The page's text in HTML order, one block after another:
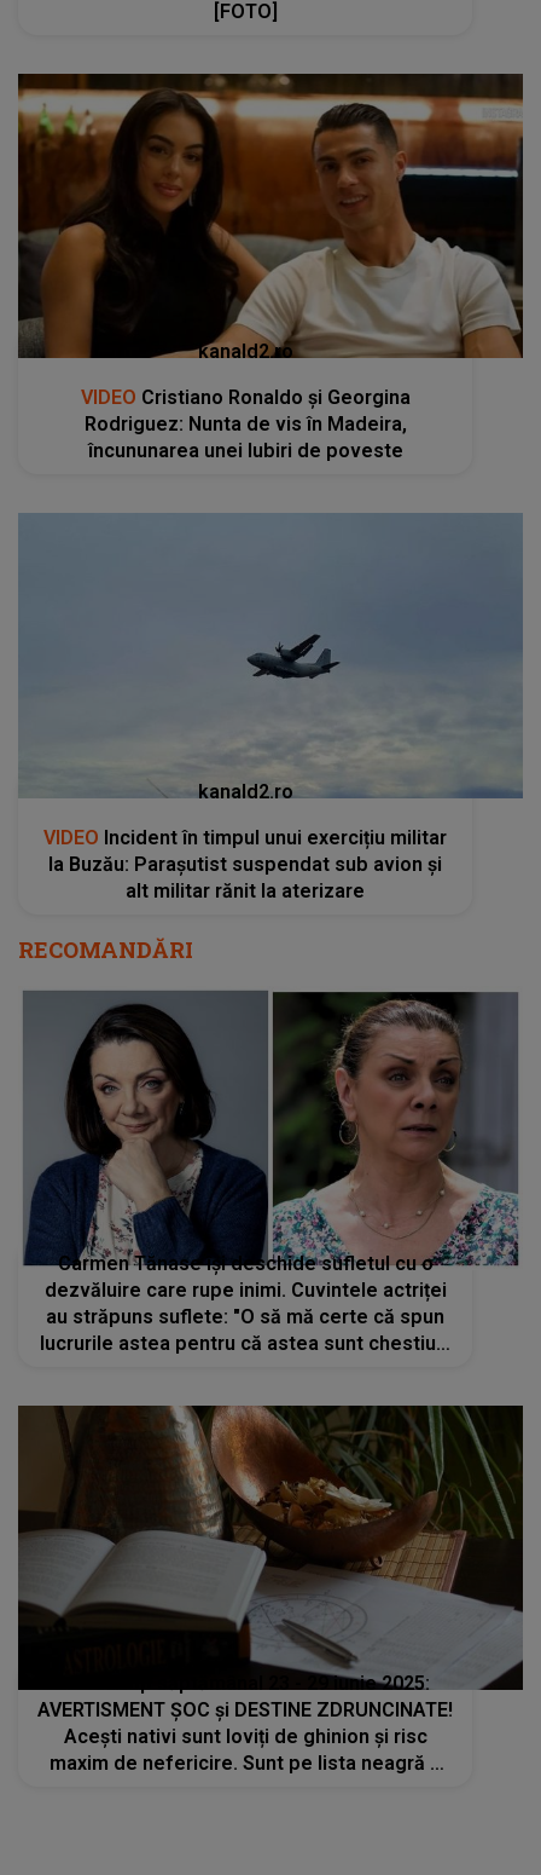
[FOTO]
kanald2.ro
VIDEO Cristiano Ronaldo și Georgina
Rodriguez: Nunta de vis în Madeira,
încununarea unei Iubiri de poveste
kanald2.ro
VIDEO Incident în timpul unui exercițiu militar
la Buzău: Parașutist suspendat sub avion și
alt militar rănit la aterizare
RECOMANDĂRI
Carmen Tănase își deschide sufletul cu o
dezvăluire care rupe inimi. Cuvintele actriței
au străpuns suflete: "O să mă certe că spun
lucrurile astea pentru că astea sunt chestiuni
Horoscop săptămânal 23 - 29 iunie 2025:
AVERTISMENT ȘOC și DESTINE ZDRUNCINATE!
Acești nativi sunt loviți de ghinion și risc
maxim de nefericire. Sunt pe lista neagră a